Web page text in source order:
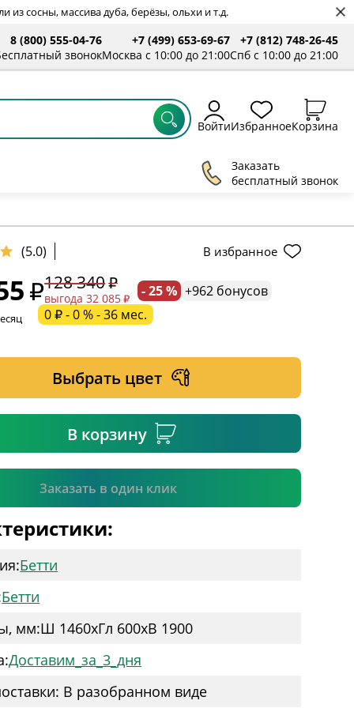
сосны, массива дуба, берёзы, ольхи и т.д.
8 (800) 555-04-76
звонок
+7 (499) 653-69-67
Москва с 10:00 до 21:00
+7 (812) 748-26-45
Спб с 10:00 до 21:00
ВойтиИзбранноеКорзина
Заказать
бесплатный звонок
(5.0) В избранное
128 340
выгода 32 085 - 25 % +962 бонусов
0 ₽ - 0 % - 36 мес.
Выбрать цвет
В корзину
Заказать в один клик
поле
поле
Подтвердить
Бетти
Бетти
мм:Ш 1460xГл 600xВ 1900
Доставим_за_3_дня
В разобранном виде